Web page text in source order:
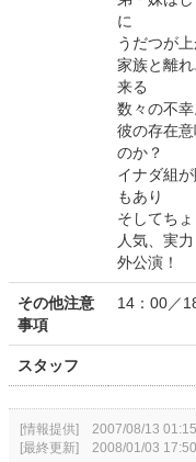
に
うだつが上
家族と離
来る
数々の不幸
彼の存在
のか？
イナダ組
もあり
そしてち
人気、実
外公演！
その他注意
事項
14：00／
スタッフ
[情報提供] 2007/08/13
[最終更新] 2008/01/03